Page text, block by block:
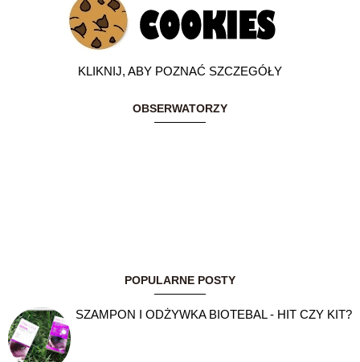
KLIKNIJ, ABY POZNAĆ SZCZEGÓŁY
OBSERWATORZY
POPULARNE POSTY
SZAMPON I ODŻYWKA BIOTEBAL - HIT CZY KIT?